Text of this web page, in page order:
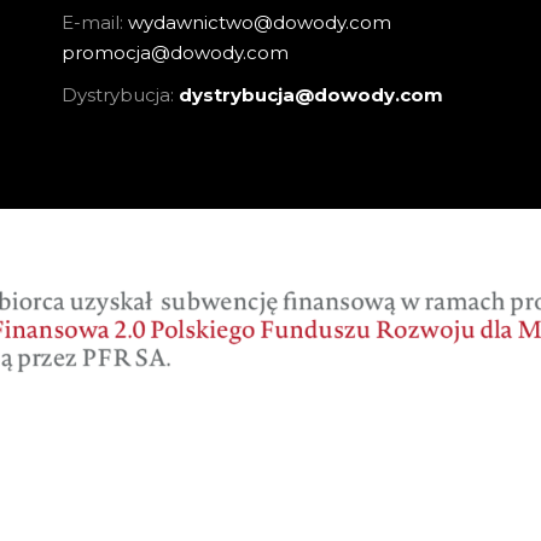
E-mail: wydawnictwo@dowody.com
promocja@dowody.com
Dystrybucja: dystrybucja@dowody.com